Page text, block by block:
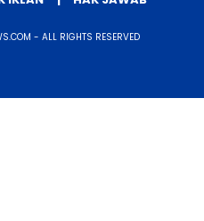
- ALL RIGHTS RESERVED